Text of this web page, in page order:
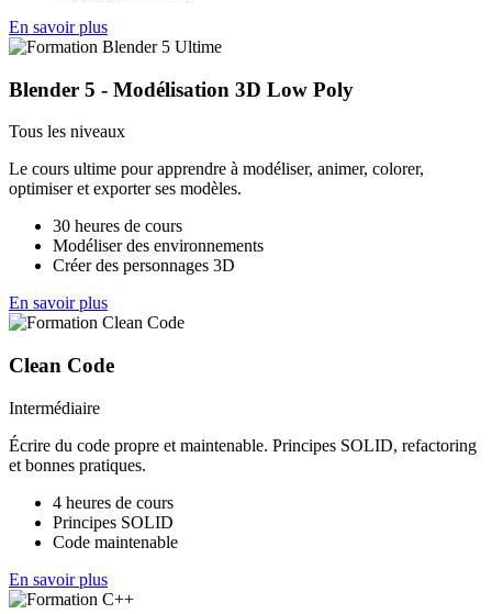
En savoir plus
Blender 5 - Modélisation 3D Low Poly
Tous les niveaux
Le cours ultime pour apprendre à modéliser, animer, colorer,
optimiser et exporter ses modèles.
30 heures de cours
Modéliser des environnements
Créer des personnages 3D
En savoir plus
Clean Code
Intermédiaire
Écrire du code propre et maintenable. Principes SOLID, refactoring
et bonnes pratiques.
4 heures de cours
Principes SOLID
Code maintenable
En savoir plus